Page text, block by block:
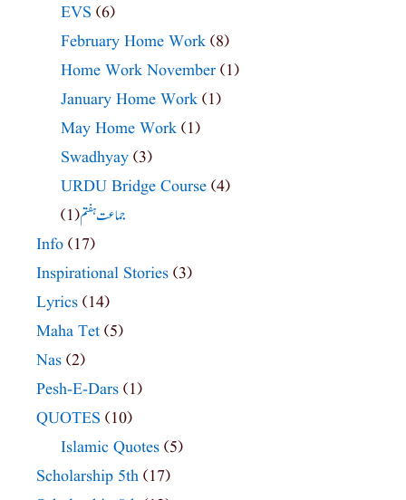
EVS (6)
February Home Work (8)
Home Work November (1)
January Home Work (1)
May Home Work (1)
Swadhyay (3)
URDU Bridge Course (4)
جماعت ہفتم(1)
Info (17)
Inspirational Stories (3)
Lyrics (14)
Maha Tet (5)
Nas (2)
Pesh-E-Dars (1)
QUOTES (10)
Islamic Quotes (5)
Scholarship 5th (17)